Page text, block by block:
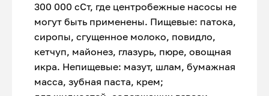
300 000 сСт, где центробежные насосы не
могут быть применены. Пищевые: патока,
сиропы, сгущенное молоко, повидло,
кетчуп, майонез, глазурь, пюре, овощная
икра. Непищевые: мазут, шлам, бумажная
масса, зубная паста, крем;